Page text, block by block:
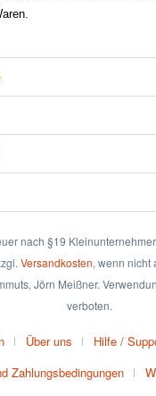
nach §19
Versandkosten, wenn nicht
Jörn Meißner.
verboten.
Über uns Hilfe /
Zahlungsbedingungen